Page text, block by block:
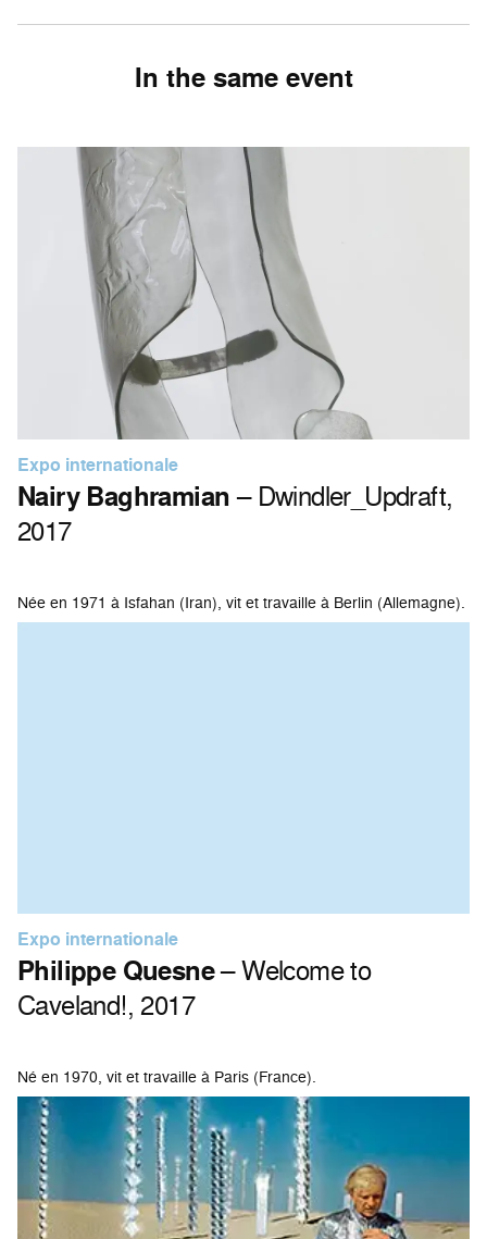
In the same event
Expo internationale
Nairy Baghramian– Dwindler_Updraft,
2017
Née en 1971 à Isfahan (Iran), vit et travaille à Berlin (Allemagne).
Expo internationale
Philippe Quesne– Welcome to
Caveland!, 2017
Né en 1970, vit et travaille à Paris (France).